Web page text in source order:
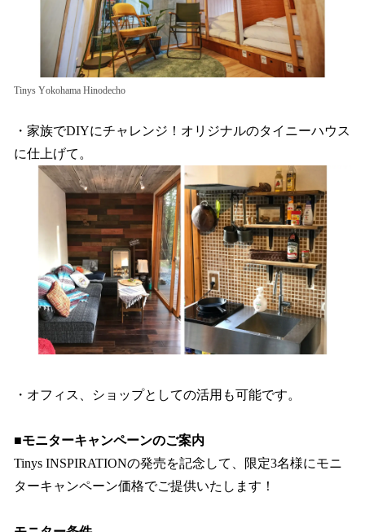
Tinys Yokohama Hinodecho
・家族でDIYにチャレンジ！オリジナルのタイニーハウス
に仕上げて。
・オフィス、ショップとしての活用も可能です。
■モニターキャンペーンのご案内
Tinys INSPIRATIONの発売を記念して、限定3名様にモニ
ターキャンペーン価格でご提供いたします！